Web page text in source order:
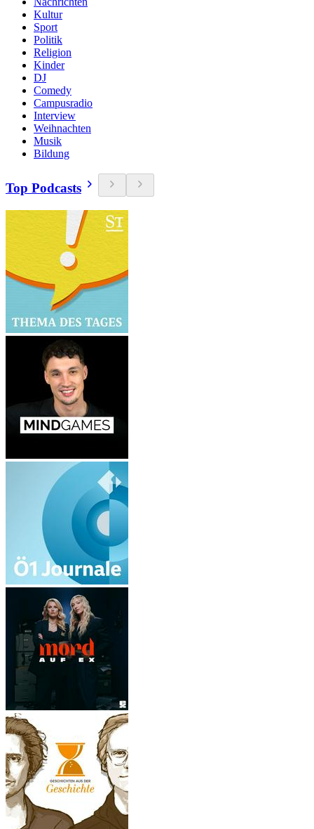
Kultur
Sport
Politik
Religion
Kinder
DJ
Comedy
Campusradio
Interview
Weihnachten
Musik
Bildung
Top Podcasts